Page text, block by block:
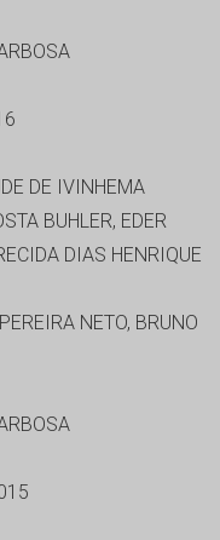
DE IVINHEMA
BUHLER, EDER
DIAS HENRIQUE
NETO, BRUNO